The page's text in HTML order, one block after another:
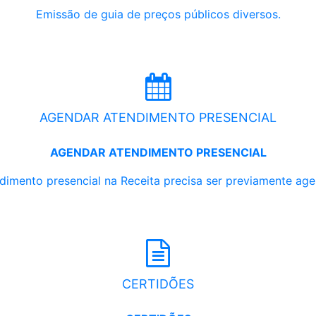
Emissão de guia de preços públicos diversos.
AGENDAR ATENDIMENTO PRESENCIAL
AGENDAR ATENDIMENTO PRESENCIAL
presencial na Receita precisa ser previamente
CERTIDÕES